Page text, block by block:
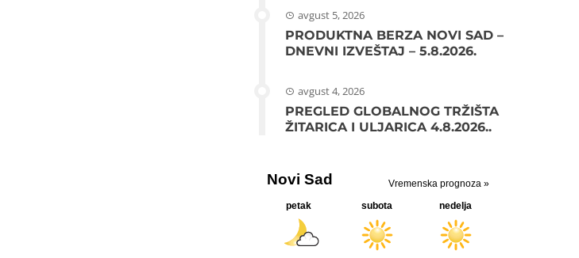
avgust 5, 2026
PRODUKTNA BERZA NOVI SAD –
DNEVNI IZVEŠTAJ – 5.8.2026.
avgust 4, 2026
PREGLED GLOBALNOG TRŽIŠTA
ŽITARICA I ULJARICA 4.8.2026..